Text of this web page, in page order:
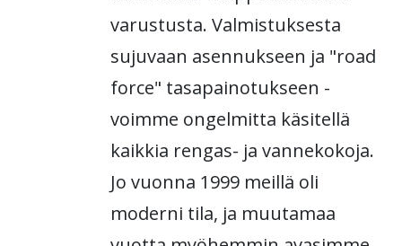
varustusta. Valmistuksesta
sujuvaan asennukseen ja "road
force" tasapainotukseen -
voimme ongelmitta käsitellä
kaikkia rengas- ja vannekokoja.
Jo vuonna 1999 meillä oli
moderni tila, ja muutamaa